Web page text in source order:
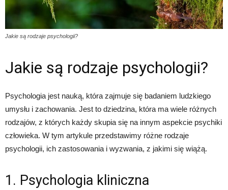
Jakie są rodzaje psychologii?
Jakie są rodzaje psychologii?
Psychologia jest nauką, która zajmuje się badaniem ludzkiego
umysłu i zachowania. Jest to dziedzina, która ma wiele różnych
rodzajów, z których każdy skupia się na innym aspekcie psychiki
człowieka. W tym artykule przedstawimy różne rodzaje
psychologii, ich zastosowania i wyzwania, z jakimi się wiążą.
1. Psychologia kliniczna